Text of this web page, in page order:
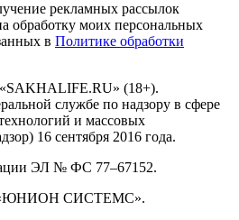
рекламных рассылок
обработку моих персональных
в Политике обработки
(18+).
службе по надзору в сфере
и массовых
16 сентября 2016 года.
ЭЛ № ФС 77–67152.
«ЮНИОН СИСТЕМС».